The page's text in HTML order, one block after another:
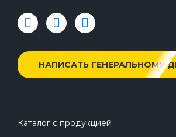
НАПИСАТЬ ГЕНЕРАЛЬНОМУ
Каталог с продукцией